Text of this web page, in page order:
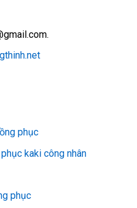
phục
kaki công nhân
phục